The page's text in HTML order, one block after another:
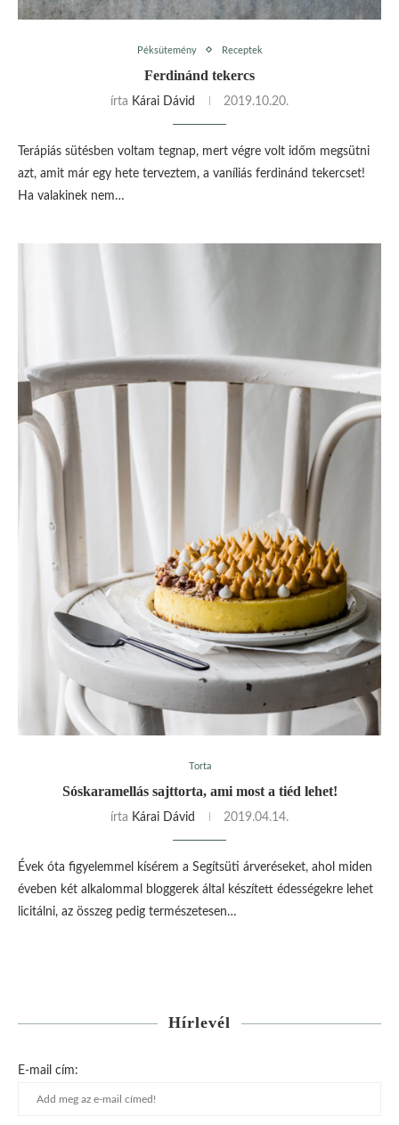
Péksütemény Receptek
Ferdinánd tekercs
írta Kárai Dávid 2019.10.20.
Terápiás sütésben voltam tegnap, mert végre volt időm megsütni
azt, amit már egy hete terveztem, a vaníliás ferdinánd tekercset!
Ha valakinek nem…
Torta
Sóskaramellás sajttorta, ami most a tiéd lehet!
írta Kárai Dávid 2019.04.14.
Évek óta figyelemmel kísérem a Segítsüti árveréseket, ahol miden
éveben két alkalommal bloggerek által készített édességekre lehet
licitálni, az összeg pedig természetesen…
Hírlevél
E-mail cím: